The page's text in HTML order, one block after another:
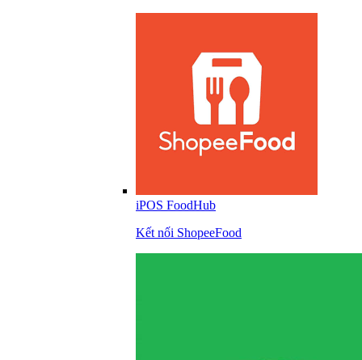
iPOS FoodHub
Kết nối ShopeeFood